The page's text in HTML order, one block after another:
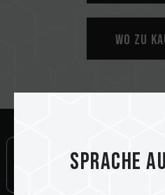
Wo zu
Sprache